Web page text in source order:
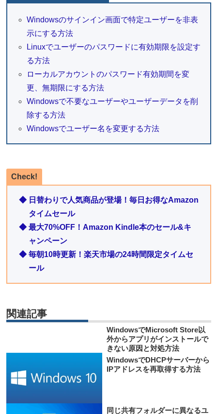
Windowsのサインイン画面で特定ユーザーを非表
示にする方法
Linuxでユーザーのパスワードに有効期限を設定す
る方法
ローカルアカウントのパスワード有効期間を変
更、無期限にする方法
Windowsで不要なユーザーやユーザーデータを削
除する方法
Windowsでユーザー名を変更する方法
Check!
◆ 日替わりで人気商品が登場！毎日お得なAmazon
タイムセール
◆ 最大70%OFF！Amazon Kindle本のセール&キ
ャンペーン
◆ 毎朝10時更新！楽天市場の24時間限定タイムセ
ール
関連記事
WindowsでMicrosoft Store以
外からアプリがインストールで
きない原因と対処方法
WindowsでDHCPサーバーから
IPアドレスを再取得する方法
同じ共有フォルダーに異なるユ